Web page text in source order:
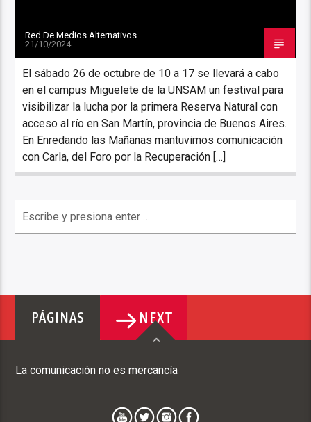
Red De Medios Alternativos
21/10/2024
El sábado 26 de octubre de 10 a 17 se llevará a cabo
en el campus Miguelete de la UNSAM un festival para
visibilizar la lucha por la primera Reserva Natural con
acceso al río en San Martín, provincia de Buenos Aires.
En Enredando las Mañanas mantuvimos comunicación
con Carla, del Foro por la Recuperación […]
PÁGINAS NEXT
La comunicación no es mercancía